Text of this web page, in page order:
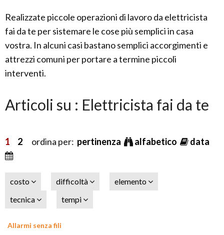
Realizzate piccole operazioni di lavoro da elettricista
fai da te per sistemare le cose più semplici in casa
vostra. In alcuni casi bastano semplici accorgimenti e
attrezzi comuni per portare a termine piccoli
interventi.
Articoli su : Elettricista fai da te
1 2 ordina per: pertinenza alfabetico data
costo difficoltà
elemento
tecnica
tempi
Allarmi senza fili